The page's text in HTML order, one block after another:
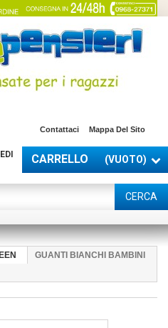
Contattaci Mappa Del Sito
CARRELLO (VUOTO)
CERCA
GUANTI BIANCHI BAMBINI